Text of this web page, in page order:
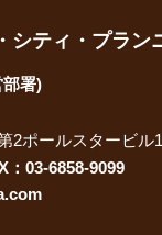
シティ・プラン
署)
2ポールスタービル
03-6858-9099